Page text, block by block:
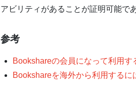
アビリティがあることが証明可能で
参考
Bookshareの会員になって利用
Bookshareを海外から利用するに